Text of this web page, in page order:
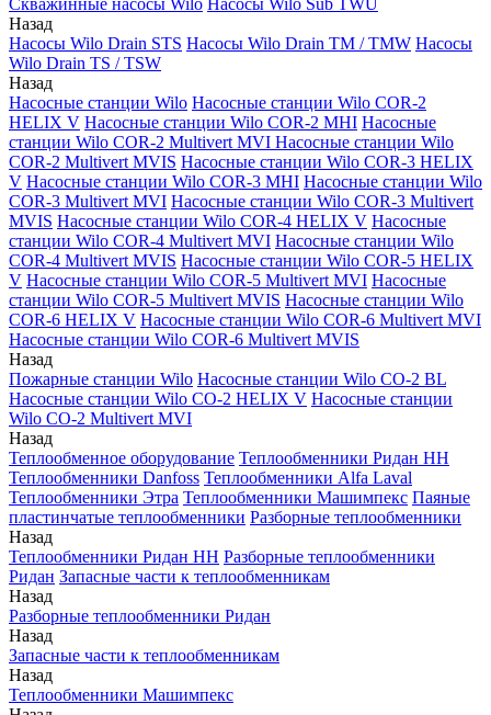
Скважинные насосы Wilo Насосы Wilo Sub TWU
Назад
Насосы Wilo Drain STS Насосы Wilo Drain TM / TMW Насосы
Wilo Drain TS / TSW
Назад
Насосные станции Wilo Насосные станции Wilo COR-2
HELIX V Насосные станции Wilo COR-2 MHI Насосные
станции Wilo COR-2 Multivert MVI Насосные станции Wilo
COR-2 Multivert MVIS Насосные станции Wilo COR-3 HELIX
V Насосные станции Wilo COR-3 MHI Насосные станции Wilo
COR-3 Multivert MVI Насосные станции Wilo COR-3 Multivert
MVIS Насосные станции Wilo COR-4 HELIX V Насосные
станции Wilo COR-4 Multivert MVI Насосные станции Wilo
COR-4 Multivert MVIS Насосные станции Wilo COR-5 HELIX
V Насосные станции Wilo COR-5 Multivert MVI Насосные
станции Wilo COR-5 Multivert MVIS Насосные станции Wilo
COR-6 HELIX V Насосные станции Wilo COR-6 Multivert MVI
Насосные станции Wilo COR-6 Multivert MVIS
Назад
Пожарные станции Wilo Насосные станции Wilo CO-2 BL
Насосные станции Wilo CO-2 HELIX V Насосные станции
Wilo CO-2 Multivert MVI
Назад
Теплообменное оборудование Теплообменники Ридан НН
Теплообменники Danfoss Теплообменники Alfa Laval
Теплообменники Этра Теплообменники Машимпекс Паяные
пластинчатые теплообменники Разборные теплообменники
Назад
Теплообменники Ридан НН Разборные теплообменники
Ридан Запасные части к теплообменникам
Назад
Разборные теплообменники Ридан
Назад
Запасные части к теплообменникам
Назад
Теплообменники Машимпекс